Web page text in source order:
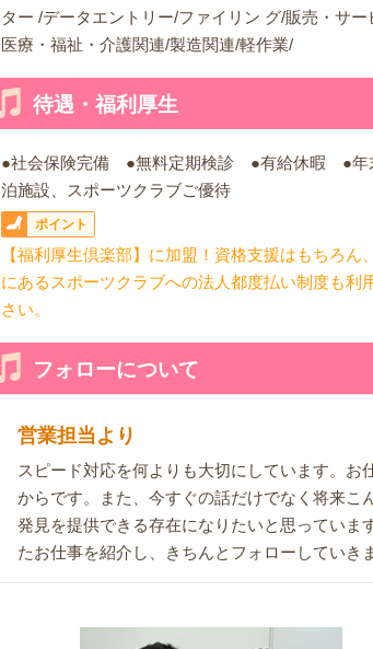
ター /データエントリー/ファイリン グ/販売・サ
医療・福祉・介護関連/製造関連/軽作業/
待遇・福利厚生
●社会保険完備 ●無料定期検診 ●有給休暇 ●年
泊施設、スポーツクラブご優待
ポイント
【福利厚生倶楽部】に加盟！資格支援はもちろ
にあるスポーツクラブへの法人都度払い制度も
さい。
フォローについて
営業担当より
スピード対応を何よりも大切にしています。お
からです。また、今すぐの話だけでなく将来こ
発見を提供できる存在になりたいと思っていま
たお仕事を紹介し、きちんとフォローしていきま